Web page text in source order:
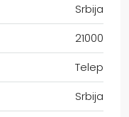
Srbija
21000
Telep
Srbija